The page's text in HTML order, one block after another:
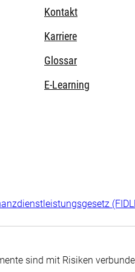
Kontakt
Karriere
Glossar
E-Learning
sind mit Risiken